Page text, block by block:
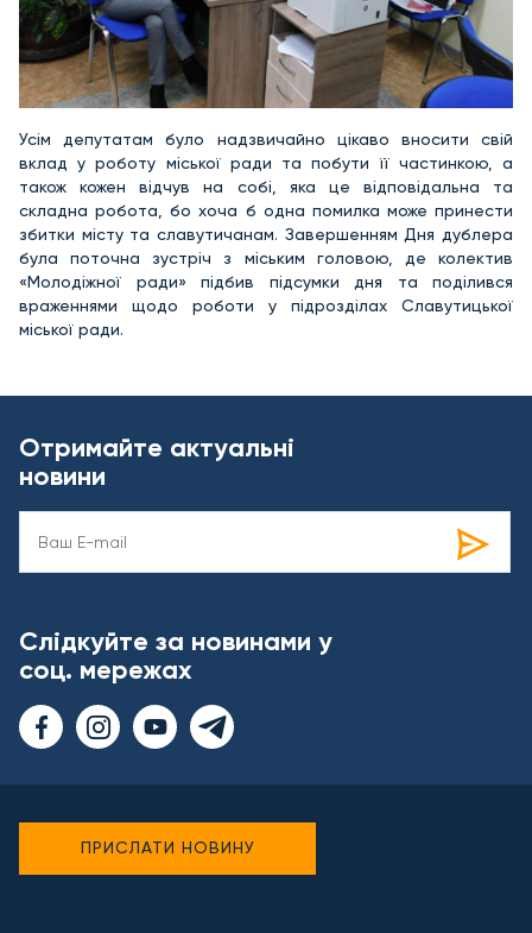
Усім депутатам було надзвичайно цікаво вносити свій
вклад у роботу міської ради та побути її частинкою, а
також кожен відчув на собі, яка це відповідальна та
складна робота, бо хоча б одна помилка може принести
збитки місту та славутичанам. Завершенням Дня дублера
була поточна зустріч з міським головою, де колектив
«Молодіжної ради» підбив підсумки дня та поділився
враженнями щодо роботи у підрозділах Славутицької
міської ради.
Отримайте актуальні
новини
Слідкуйте за новинами у
соц. мережах
ПРИСЛАТИ НОВИНУ